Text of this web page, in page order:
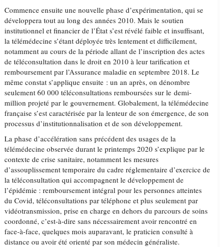
Commence ensuite une nouvelle phase d’expérimentation, qui se
développera tout au long des années 2010. Mais le soutien
institutionnel et financier de l’État s’est révélé faible et insuffisant,
la télémédecine s’étant déployée très lentement et difficilement,
notamment au cours de la période allant de l’inscription des actes
de téléconsultation dans le droit en 2010 à leur tarification et
remboursement par l’Assurance maladie en septembre 2018. Le
même constat s’applique ensuite : un an après, on dénombre
seulement 60 000 téléconsultations remboursées sur le demi-
million projeté par le gouvernement. Globalement, la télémédecine
française s’est caractérisée par la lenteur de son émergence, de son
processus d’institutionnalisation et de son développement.
La phase d’accélération sans précédent des usages de la
télémédecine observée durant le printemps 2020 s’explique par le
contexte de crise sanitaire, notamment les mesures
d’assouplissement temporaire du cadre réglementaire d’exercice de
la téléconsultation qui accompagnent le développement de
l’épidémie : remboursement intégral pour les personnes atteintes
du Covid, téléconsultations par téléphone et plus seulement par
vidéotransmission, prise en charge en dehors du parcours de soins
coordonné, c’est-à-dire sans nécessairement avoir rencontré en
face-à-face, quelques mois auparavant, le praticien consulté à
distance ou avoir été orienté par son médecin généraliste.